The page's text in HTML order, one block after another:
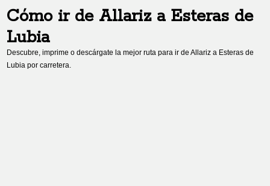
Cómo ir de Allariza Esteras de
Lubia
Descubre, imprime o descárgate la mejor ruta para ir deAllariz a Esteras de
Lubia por carretera.